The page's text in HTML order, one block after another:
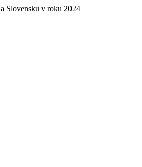
Slovensku v roku 2024